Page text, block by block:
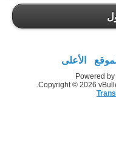
الأعلى
Powered by
Copyright © 2026